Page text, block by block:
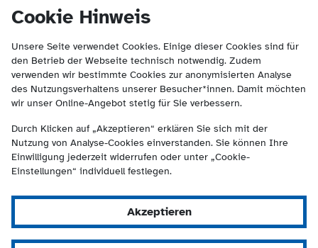
Cookie Hinweis
Unsere Seite verwendet Cookies. Einige dieser Cookies sind für
den Betrieb der Webseite technisch notwendig. Zudem
verwenden wir bestimmte Cookies zur anonymisierten Analyse
des Nutzungsverhaltens unserer Besucher*innen. Damit möchten
wir unser Online-Angebot stetig für Sie verbessern.
Durch Klicken auf „Akzeptieren“ erklären Sie sich mit der
Nutzung von Analyse-Cookies einverstanden. Sie können Ihre
Einwilligung jederzeit widerrufen oder unter „Cookie-
Einstellungen“ individuell festlegen.
Akzeptieren
springen
(Kontakt und Suche) springen.